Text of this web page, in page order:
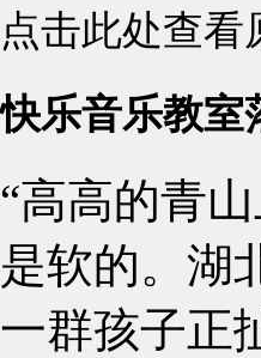
点击此处查看
快乐音乐教室
“高高的青
是软的。湖
一群孩子正